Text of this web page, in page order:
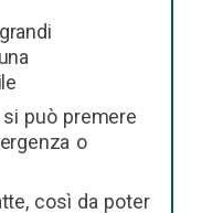
può premere
o
così da poter